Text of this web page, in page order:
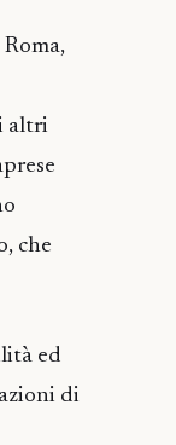
altri
che
ed
di